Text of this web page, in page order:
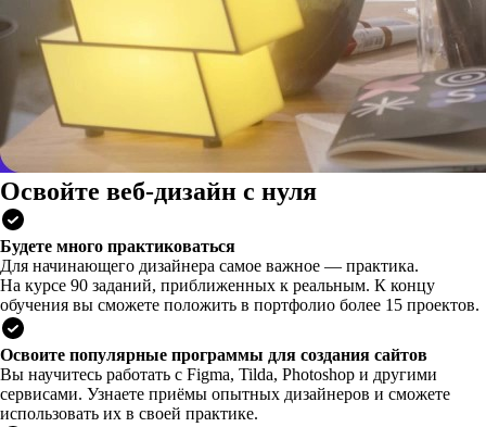
Освойте веб-дизайн с нуля
Будете много практиковаться
Для начинающего дизайнера самое важное — практика.
На курсе 90 заданий, приближенных к реальным. К концу
обучения вы сможете положить в портфолио более 15 проектов.
Освоите популярные программы для создания сайтов
Вы научитесь работать с Figma, Tilda, Photoshop и другими
сервисами. Узнаете приёмы опытных дизайнеров и сможете
использовать их в своей практике.